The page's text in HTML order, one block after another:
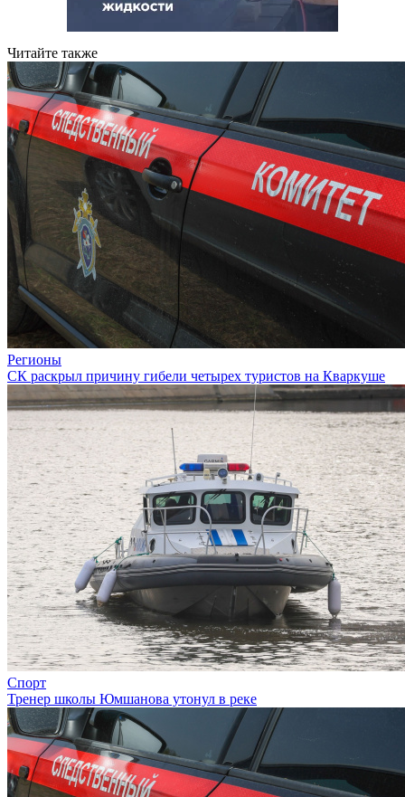
Читайте также
Регионы
СК раскрыл причину гибели четырех туристов на Кваркуше
Спорт
Тренер школы Юмшанова утонул в реке